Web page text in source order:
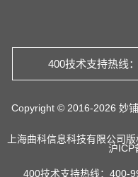
400技术支持热线
Copyright © 2016-2026 妙
上海曲科信息科技有限公司
沪ICP
400技术支持热线：400-